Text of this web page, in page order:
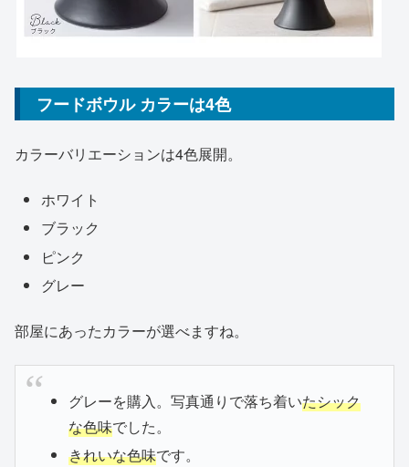
フードボウル カラーは4色
カラーバリエーションは4色展開。
ホワイト
ブラック
ピンク
グレー
部屋にあったカラーが選べますね。
グレーを購入。写真通りで落ち着いたシック
な色味でした。
きれいな色味です。